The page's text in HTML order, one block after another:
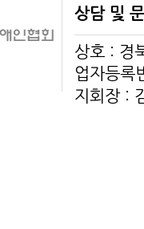
상담 및
상호 : 경
업자등
지회장 :